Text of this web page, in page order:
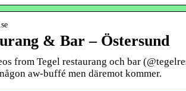
& Bar – Östersund
from Tegel restaurang och bar
aw-buffé men däremot kommer.